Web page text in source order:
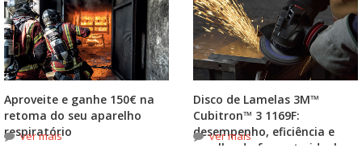
Aproveite e ganhe 150€ na
retoma do seu aparelho
respiratório
ver mais
Disco de Lamelas 3M™
Cubitron™ 3 1169F:
desempenho, eficiência e
escolha do formato ideal
ver mais